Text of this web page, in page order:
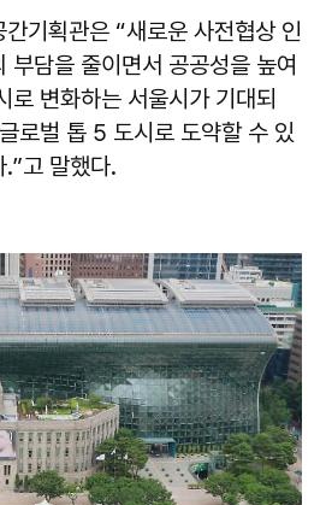
기획관은 “새로운 사전협상 인
부담을 줄이면서 공공성을 높여
로 변화하는 서울시가 기대되
로벌 톱 5 도시로 도약할 수 있
고 말했다.